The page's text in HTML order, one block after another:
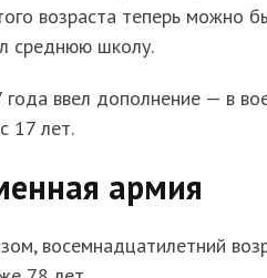
возраста теперь можно
среднюю школу.
ввел дополнение — в
17 лет.
армия
восемнадцатилетний